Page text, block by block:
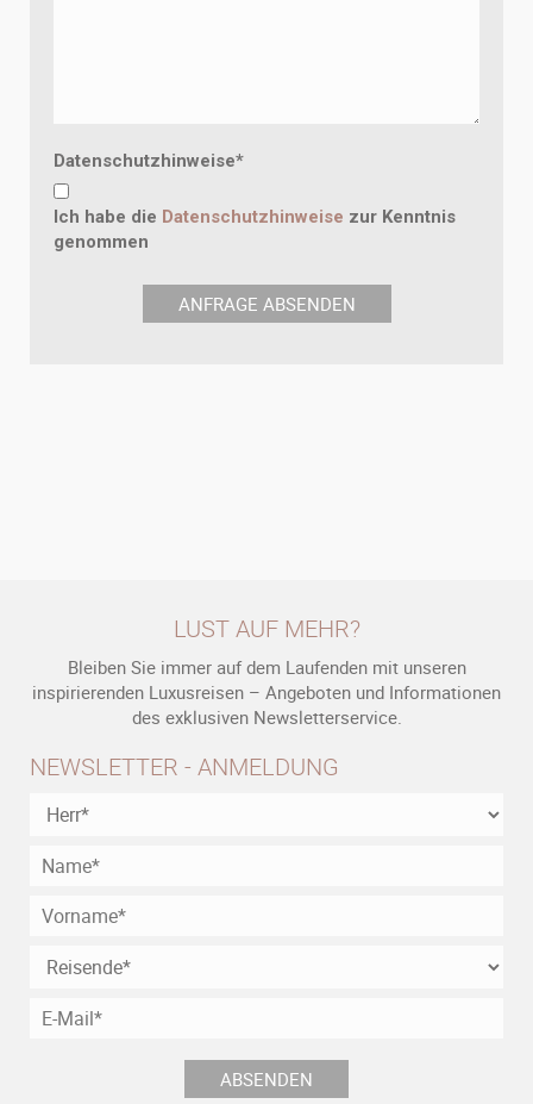
Datenschutzhinweise*
Ich habe die Datenschutzhinweise zur Kenntnis
genommen
LUST AUF MEHR?
Bleiben Sie immer auf dem Laufenden mit unseren
inspirierenden Luxusreisen – Angeboten und Informationen
des exklusiven Newsletterservice.
NEWSLETTER - ANMELDUNG